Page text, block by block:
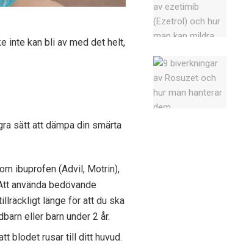
inte kan bli av med det helt,
sätt att dämpa din smärta
ibuprofen (Advil, Motrin),
använda bedövande
länge för att du ska
eller barn under 2 år.
blodet rusar till ditt huvud.